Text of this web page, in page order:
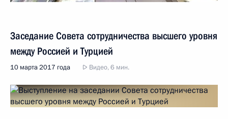
Заседание Совета сотрудничества высшего уровня
между Россией и Турцией
10 марта 2017 года Видео, 6 мин.